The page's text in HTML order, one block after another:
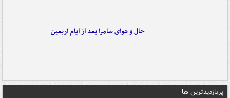
حال و هوای سامرا بعد از ایام اربعین
پربازدیدترین ها